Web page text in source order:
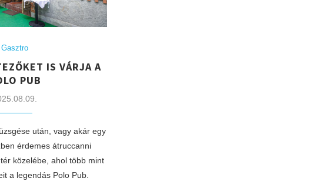
Gasztro
IS VÁRJA A
PUB
után, vagy akár egy
érdemes átruccanni
közelébe, ahol több mint
a legendás Polo Pub.